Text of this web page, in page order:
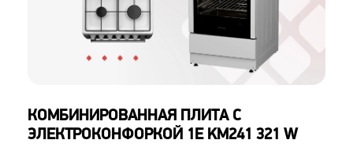
КОМБИНИРОВАННАЯ ПЛИТА С
ЭЛЕКТРОКОНФОРКОЙ 1E KM241 321 W